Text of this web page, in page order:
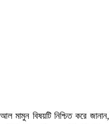
মামুন বিষয়টি নিশ্চিত করে